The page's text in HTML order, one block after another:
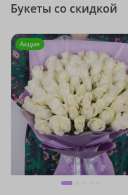
Букеты со скидкой
Акция